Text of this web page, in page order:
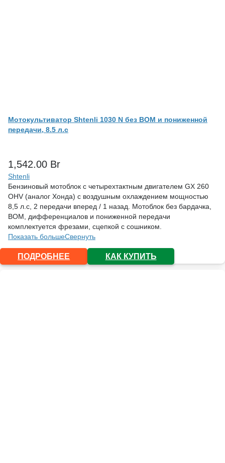
Мотокультиватор Shtenli 1030 N без ВОМ и пониженной
передачи, 8.5 л.с
1,542.00 Br
Shtenli
Бензиновый мотоблок с четырехтактным двигателем GX 260
OHV (аналог Хонда) с воздушным охлаждением мощностью
8,5 л.с, 2 передачи вперед / 1 назад. Мотоблок без бардачка,
ВОМ, дифференциалов и пониженной передачи
комплектуется фрезами, сцепкой с сошником.
Показать большеСвернуть
ПОДРОБНЕЕ КАК КУПИТЬ